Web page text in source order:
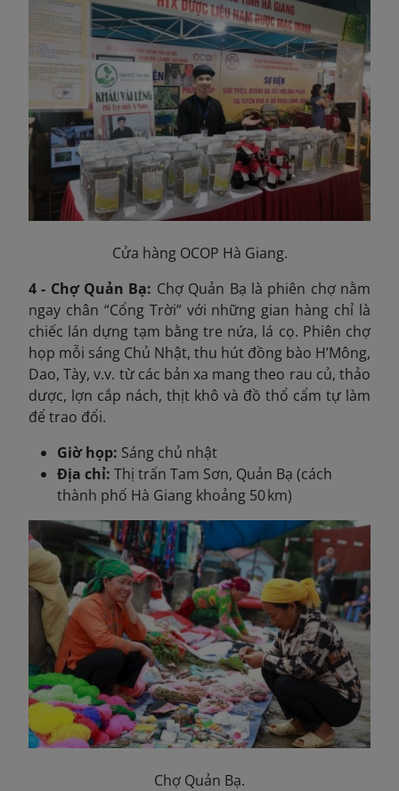
Cửa hàng OCOP Hà Giang.
4 - Chợ Quản Bạ: Chợ Quản Bạ là phiên chợ nằm
ngay chân “Cổng Trời” với những gian hàng chỉ là
chiếc lán dựng tạm bằng tre nứa, lá cọ. Phiên chợ
họp mỗi sáng Chủ Nhật, thu hút đồng bào H’Mông,
Dao, Tày, v.v. từ các bản xa mang theo rau củ, thảo
dược, lợn cắp nách, thịt khô và đồ thổ cẩm tự làm
để trao đổi.
Giờ họp: Sáng chủ nhật
Địa chỉ: Thị trấn Tam Sơn, Quản Bạ (cách
thành phố Hà Giang khoảng 50 km)
Chợ Quản Bạ.